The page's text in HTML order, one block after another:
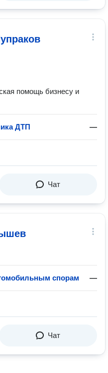
помощь бизнесу и
ДТП —
Чат
спорам —
Чат